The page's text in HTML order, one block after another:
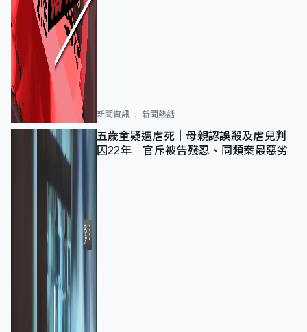
新聞資訊 新聞熱話
五歲童疑遭虐死｜母親認誤殺及虐兒判
囚22年 官斥被告殘忍、同類案最惡劣